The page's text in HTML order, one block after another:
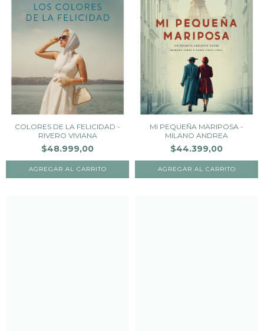
COLORES DE LA FELICIDAD -
RIVERO VIVIANA
$48.999,00
MI PEQUEÑA MARIPOSA -
MILANO ANDREA
$44.399,00